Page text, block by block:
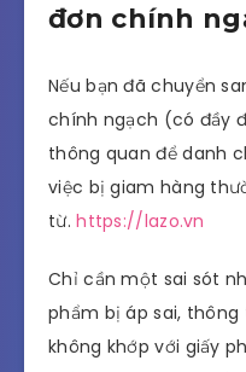
đơn chính
Nếu bạn đã chuyển
chính ngạch (có đầy
thông quan để danh
việc bị giam hàng
từ.https://lazo.vn
Chỉ cần một sai sót
phẩm bị áp sai,
không khớp với giấy